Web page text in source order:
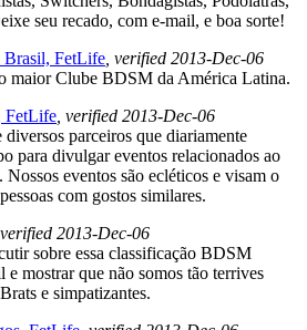
seu recado, com e-mail, e boa sorte!
FetLife , verified 2013-Dec-06
maior Clube BDSM da América Latina.
FetLife , verified 2013-Dec-06
parceiros que diariamente
para divulgar eventos relacionados ao
eventos são ecléticos e visam o
com gostos similares.
, verified 2013-Dec-06
sobre essa classificação BDSM
mostrar que não somos tão terrives
e simpatizantes.